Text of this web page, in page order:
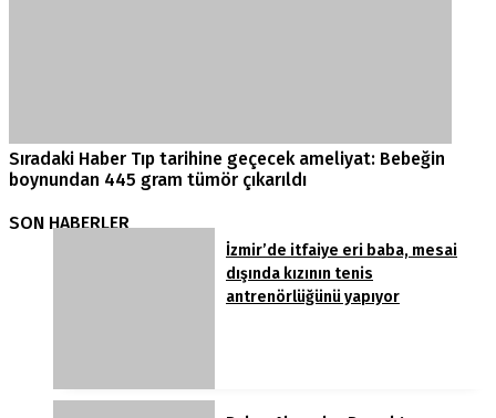
Sıradaki Haber Tıp tarihine geçecek ameliyat: Bebeğin
boynundan 445 gram tümör çıkarıldı
SON HABERLER
İzmir’de itfaiye eri baba, mesai
dışında kızının tenis
antrenörlüğünü yapıyor